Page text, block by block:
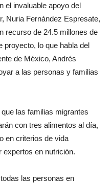
el invaluable apoyo del
Nuria Fernández Espresate,
recurso de 24.5 millones de
proyecto, lo que habla del
de México, Andrés
a las personas y familias
las familias migrantes
con tres alimentos al día,
en criterios de vida
expertos en nutrición.
las personas en